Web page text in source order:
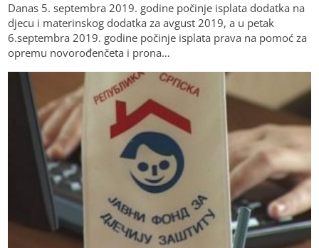
Danas 5. septembra 2019. godine počinje isplata dodatka na
djecu i materinskog dodatka za avgust 2019, a u petak
6.septembra 2019. godine počinje isplata prava na pomoć za
opremu novorođenčeta i prona…